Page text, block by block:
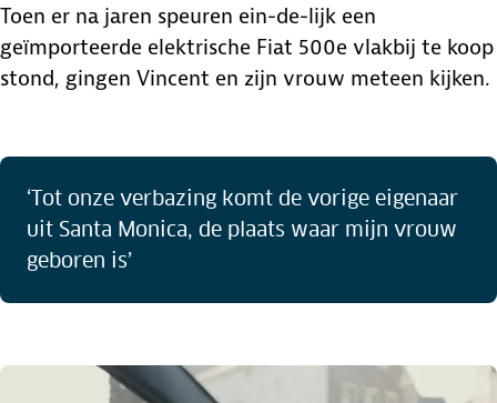
Toen er na jaren speuren ein-de-lijk een
geïmporteerde elektrische Fiat 500e vlakbij te koop
stond, gingen Vincent en zijn vrouw meteen kijken.
‘Tot onze verbazing komt de vorige eigenaar
uit Santa Monica, de plaats waar mijn vrouw
geboren is’